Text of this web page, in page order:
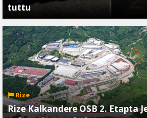
tuttu
Rize
Rize Kalkandere OSB 2. Etapta